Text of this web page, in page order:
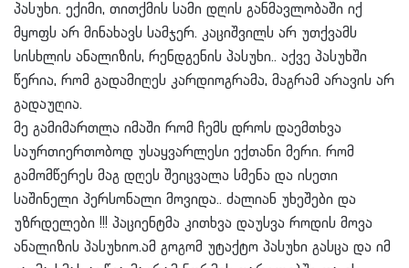
პასუხი. ექიმი, თითქმის სამი დღის განმავლობაში იქ
მყოფს არ მინახავს სამჯერ. კაციშვილს არ უთქვამს
სისხლის ანალიზის, რენდგენის პასუხი.. აქვე პასუხში
წერია, რომ გადამიღეს კარდიოგრამა, მაგრამ არავის არ
გადაუღია.
მე გამიმართლა იმაში რომ ჩემს დროს დაემთხვა
საურთიერთობოდ უსაყვარლესი ექთანი მერი. რომ
გამომწერეს მაგ დღეს შეიცვალა სმენა და ისეთი
საშინელი პერსონალი მოვიდა.. ძალიან უხეშები და
უზრდელები !!! პაციენტმა კითხვა დაუსვა როდის მოვა
ანალიზის პასუხიო.ამ გოგომ უტაქტო პასუხი გასცა და იმ